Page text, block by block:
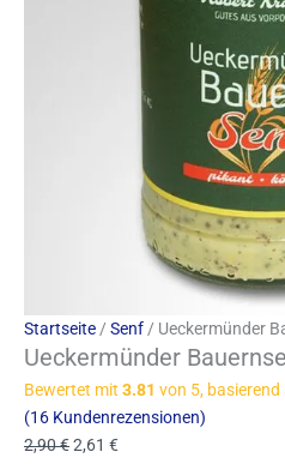
Startseite / Senf / Ueckermünder
Ueckermünder
Bewertet mit 3.81 von 5, basierend
(16 Kundenrezensionen)
2,90€2,61 €